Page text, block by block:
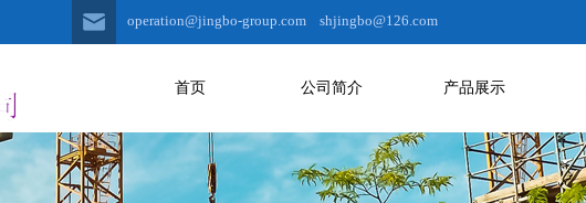
operation@jingbo-group.com shjingbo@126.com
首页 公司简介 产品展示